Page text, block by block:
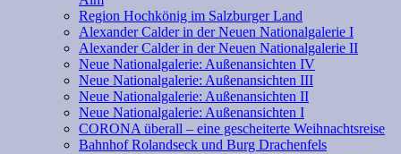
Region Hochkönig im Salzburger Land
Alexander Calder in der Neuen Nationalgalerie I
Alexander Calder in der Neuen Nationalgalerie II
Neue Nationalgalerie: Außenansichten IV
Neue Nationalgalerie: Außenansichten III
Neue Nationalgalerie: Außenansichten II
Neue Nationalgalerie: Außenansichten I
CORONA überall – eine gescheiterte Weihnachtsreise
Bahnhof Rolandseck und Burg Drachenfels